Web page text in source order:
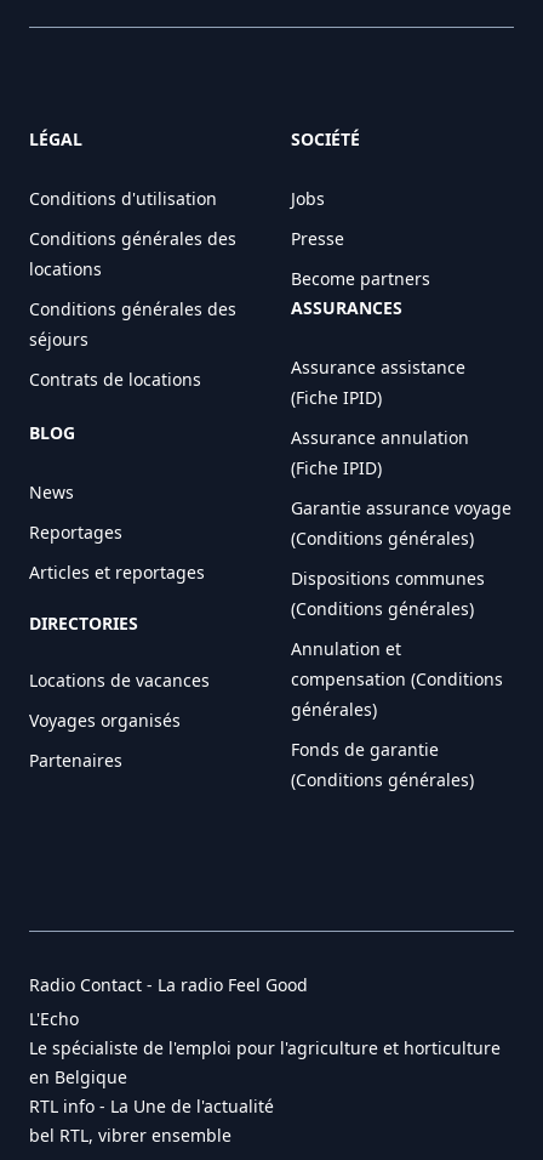
LÉGAL
Conditions d'utilisation
Conditions générales des
locations
Conditions générales des
séjours
Contrats de locations
BLOG
News
Reportages
Articles et reportages
DIRECTORIES
Locations de vacances
Voyages organisés
Partenaires
SOCIÉTÉ
Jobs
Presse
Become partners
ASSURANCES
Assurance assistance
(Fiche IPID)
Assurance annulation
(Fiche IPID)
Garantie assurance voyage
(Conditions générales)
Dispositions communes
(Conditions générales)
Annulation et
compensation (Conditions
générales)
Fonds de garantie
(Conditions générales)
Radio Contact - La radio Feel Good
L'Echo
Le spécialiste de l'emploi pour l'agriculture et horticulture
en Belgique
RTL info - La Une de l'actualité
bel RTL, vibrer ensemble